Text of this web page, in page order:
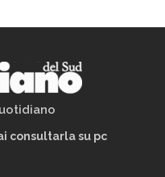
consultarla su pc